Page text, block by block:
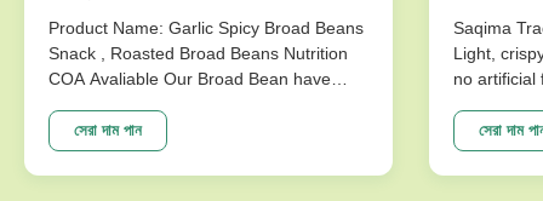
Product Name: Garlic Spicy Broad Beans
Snack , Roasted Broad Beans Nutrition
COA Avaliable Our Broad Bean have
on the traditional flavor. After the effort
our research department, we frist created
braod bean chips in China. Introducing
সেরা দাম পান
পেটের জন্য
Saqima
Light,
no artificial
Traditional
Crispy
সেরা দাম